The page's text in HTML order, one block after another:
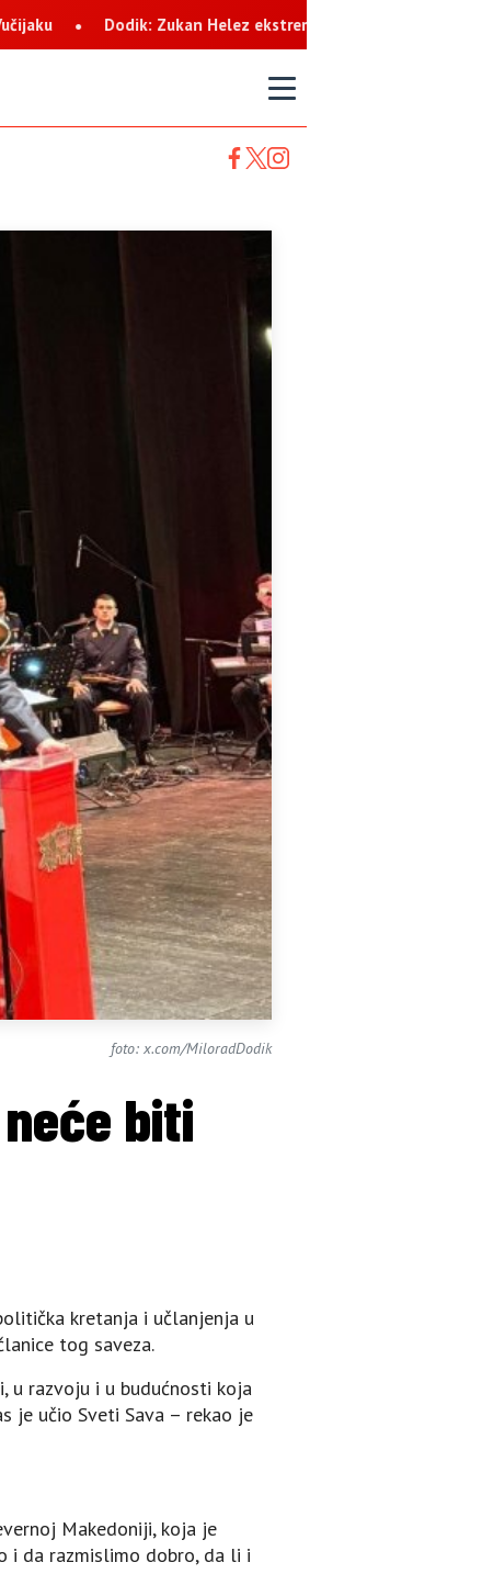
Helez ekstremista koji svaku priliku koristi za netrpeljivost
foto: x.com/MiloradDodik
biti
kretanja i učlanjenja u
tog saveza.
u razvoju i u budućnosti koja
je učio Sveti Sava – rekao je
Makedoniji, koja je
i da razmislimo dobro, da li i